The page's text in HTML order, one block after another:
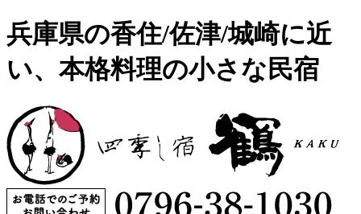
兵庫県の香住/佐津/城崎に近
い、本格料理の小さな民宿